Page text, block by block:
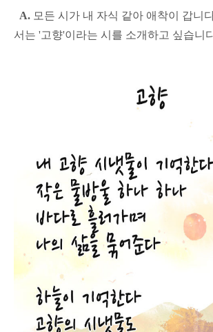
A. 모든 시가 내 자식 같아 애착이 갑니
서는 '고향'이라는 시를 소개하고 싶습니